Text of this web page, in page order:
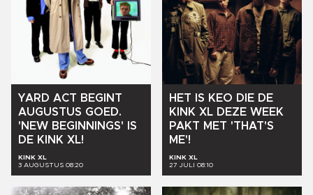
YARD ACT BEGINT
AUGUSTUS GOED.
'NEW BEGINNINGS'
IS
DE KINK XL!
KINK XL
3 AUGUSTUS 08:20
HET IS KEO DIE DE
KINK XL DEZE WEEK
PAKT MET 'THAT'S
ME'!
KINK XL
27 JULI 08:10